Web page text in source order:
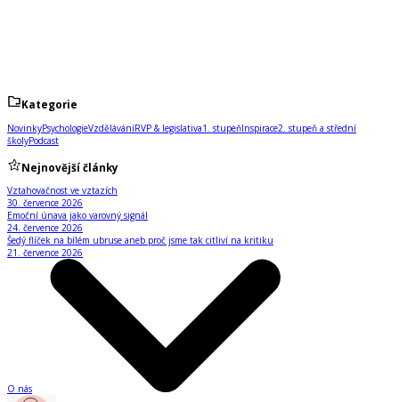
Kategorie
NovinkyPsychologieVzděláváníRVP & legislativa1. stupeňInspirace2. stupeň a střední
školyPodcast
Nejnovější články
Vztahovačnost ve vztazích
30. července 2026
Emoční únava jako varovný signál
24. července 2026
Šedý flíček na bílém ubruse aneb proč jsme tak citliví na kritiku
21. července 2026
O nás